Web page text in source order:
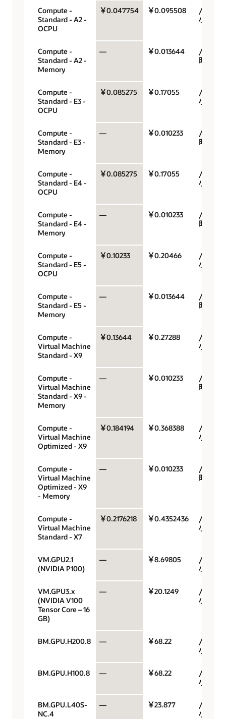
Compute -
Standard - A2 -
OCPU
￥0.047754 ￥0.095508
/OCPU/
小时
Compute -
Standard - A2 -
Memory
— ￥0.013644
/GB/小
时
Compute -
Standard - E3 -
OCPU
￥0.085275 ￥0.17055
/OCPU/
小时
Compute -
Standard - E3 -
Memory
— ￥0.010233
/GB/小
时
Compute -
Standard - E4 -
OCPU
￥0.085275 ￥0.17055
/OCPU/
小时
Compute -
Standard - E4 -
Memory
— ￥0.010233
/GB/小
时
Compute -
Standard - E5 -
OCPU
￥0.10233 ￥0.20466
/OCPU/
小时
Compute -
Standard - E5 -
Memory
— ￥0.013644
/GB/小
时
Compute -
Virtual Machine
Standard - X9
￥0.13644 ￥0.27288
/OCPU/
小时
Compute -
Virtual Machine
Standard - X9 -
Memory
— ￥0.010233
/GB/小
时
Compute -
Virtual Machine
Optimized - X9
￥0.184194 ￥0.368388
/OCPU/
小时
Compute -
Virtual Machine
Optimized - X9
- Memory
— ￥0.010233
/GB/小
时
Compute -
Virtual Machine
Standard - X7
￥0.2176218 ￥0.4352436
/OCPU/
小时
VM.GPU2.1
(NVIDIA P100)
— ￥8.69805
/GPU/
小时
VM.GPU3.x
(NVIDIA V100
Tensor Core – 16
GB)
— ￥20.1249
/GPU/
小时
BM.GPU.H200.8 — ￥68.22
/GPU/
小时
BM.GPU.H100.8 — ￥68.22
/GPU/
小时
BM.GPU.L40S-
NC.4
— ￥23.877
/GPU/
小时